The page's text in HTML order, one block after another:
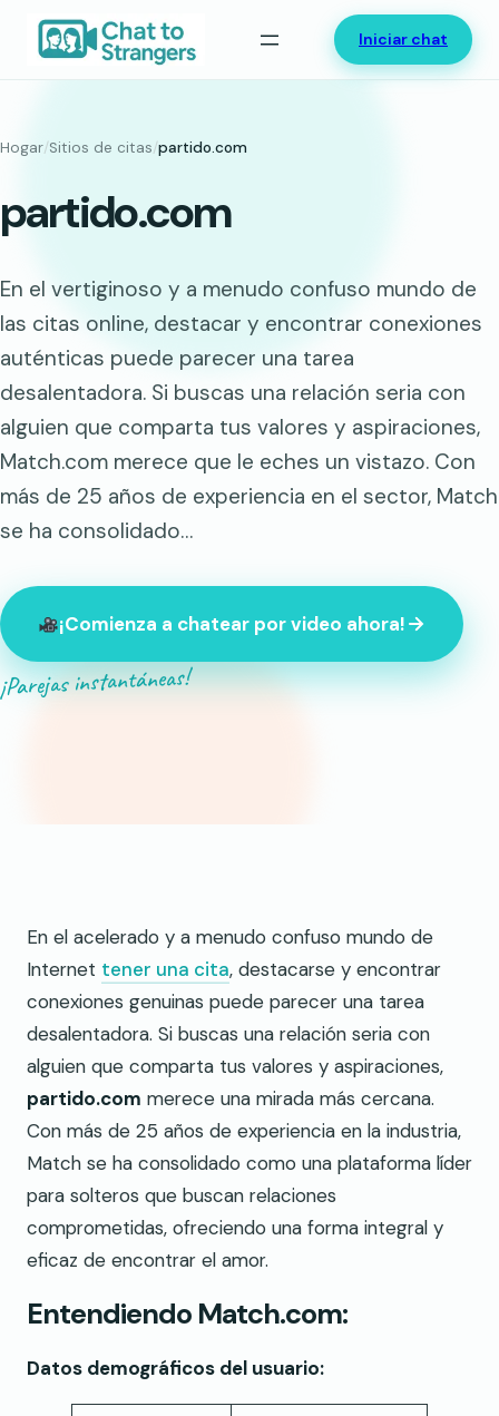
Saltar
contenido
Iniciar chat
Hogar/Sitios de citas/partido.com
partido.com
En el vertiginoso y a menudo confuso mundo de
las citas online, destacar y encontrar conexiones
auténticas puede parecer una tarea
desalentadora. Si buscas una relación seria con
alguien que comparta tus valores y aspiraciones,
Match.com merece que le eches un vistazo. Con
más de 25 años de experiencia en el sector, Match
se ha consolidado…
¡Comienza a chatear por video ahora!
¡Parejas instantáneas!
En el acelerado y a menudo confuso mundo de
Internet tener una cita, destacarse y encontrar
conexiones genuinas puede parecer una tarea
desalentadora. Si buscas una relación seria con
alguien que comparta tus valores y aspiraciones,
partido.com merece una mirada más cercana.
Con más de 25 años de experiencia en la industria,
Match se ha consolidado como una plataforma líder
para solteros que buscan relaciones
comprometidas, ofreciendo una forma integral y
eficaz de encontrar el amor.
Entendiendo Match.com:
Datos demográficos del usuario: